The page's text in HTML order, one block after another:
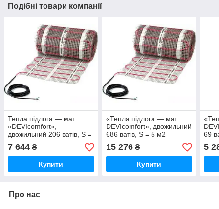
Подібні товари компанії
Тепла підлога — мат
«DEVIcomfort»,
двожильний 206 ватів, S =
1,5 м2
7 644 ₴
Купити
«Тепла підлога — мат
DEVIcomfort», двожильний
686 ватів, S = 5 м2
15 276₴
Купити
69
5
Про нас